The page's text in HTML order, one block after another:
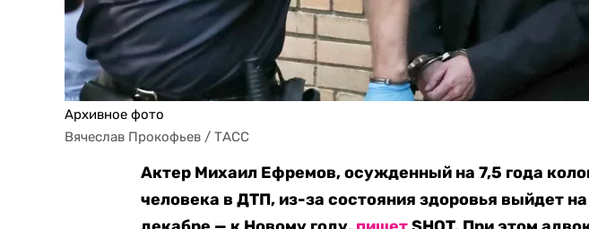
Архивное фото
Вячеслав Прокофьев / ТАСС
Актер Михаил Ефремов, осужденный на 7,5 года
человека в ДТП, из-за состояния здоровья выйдет